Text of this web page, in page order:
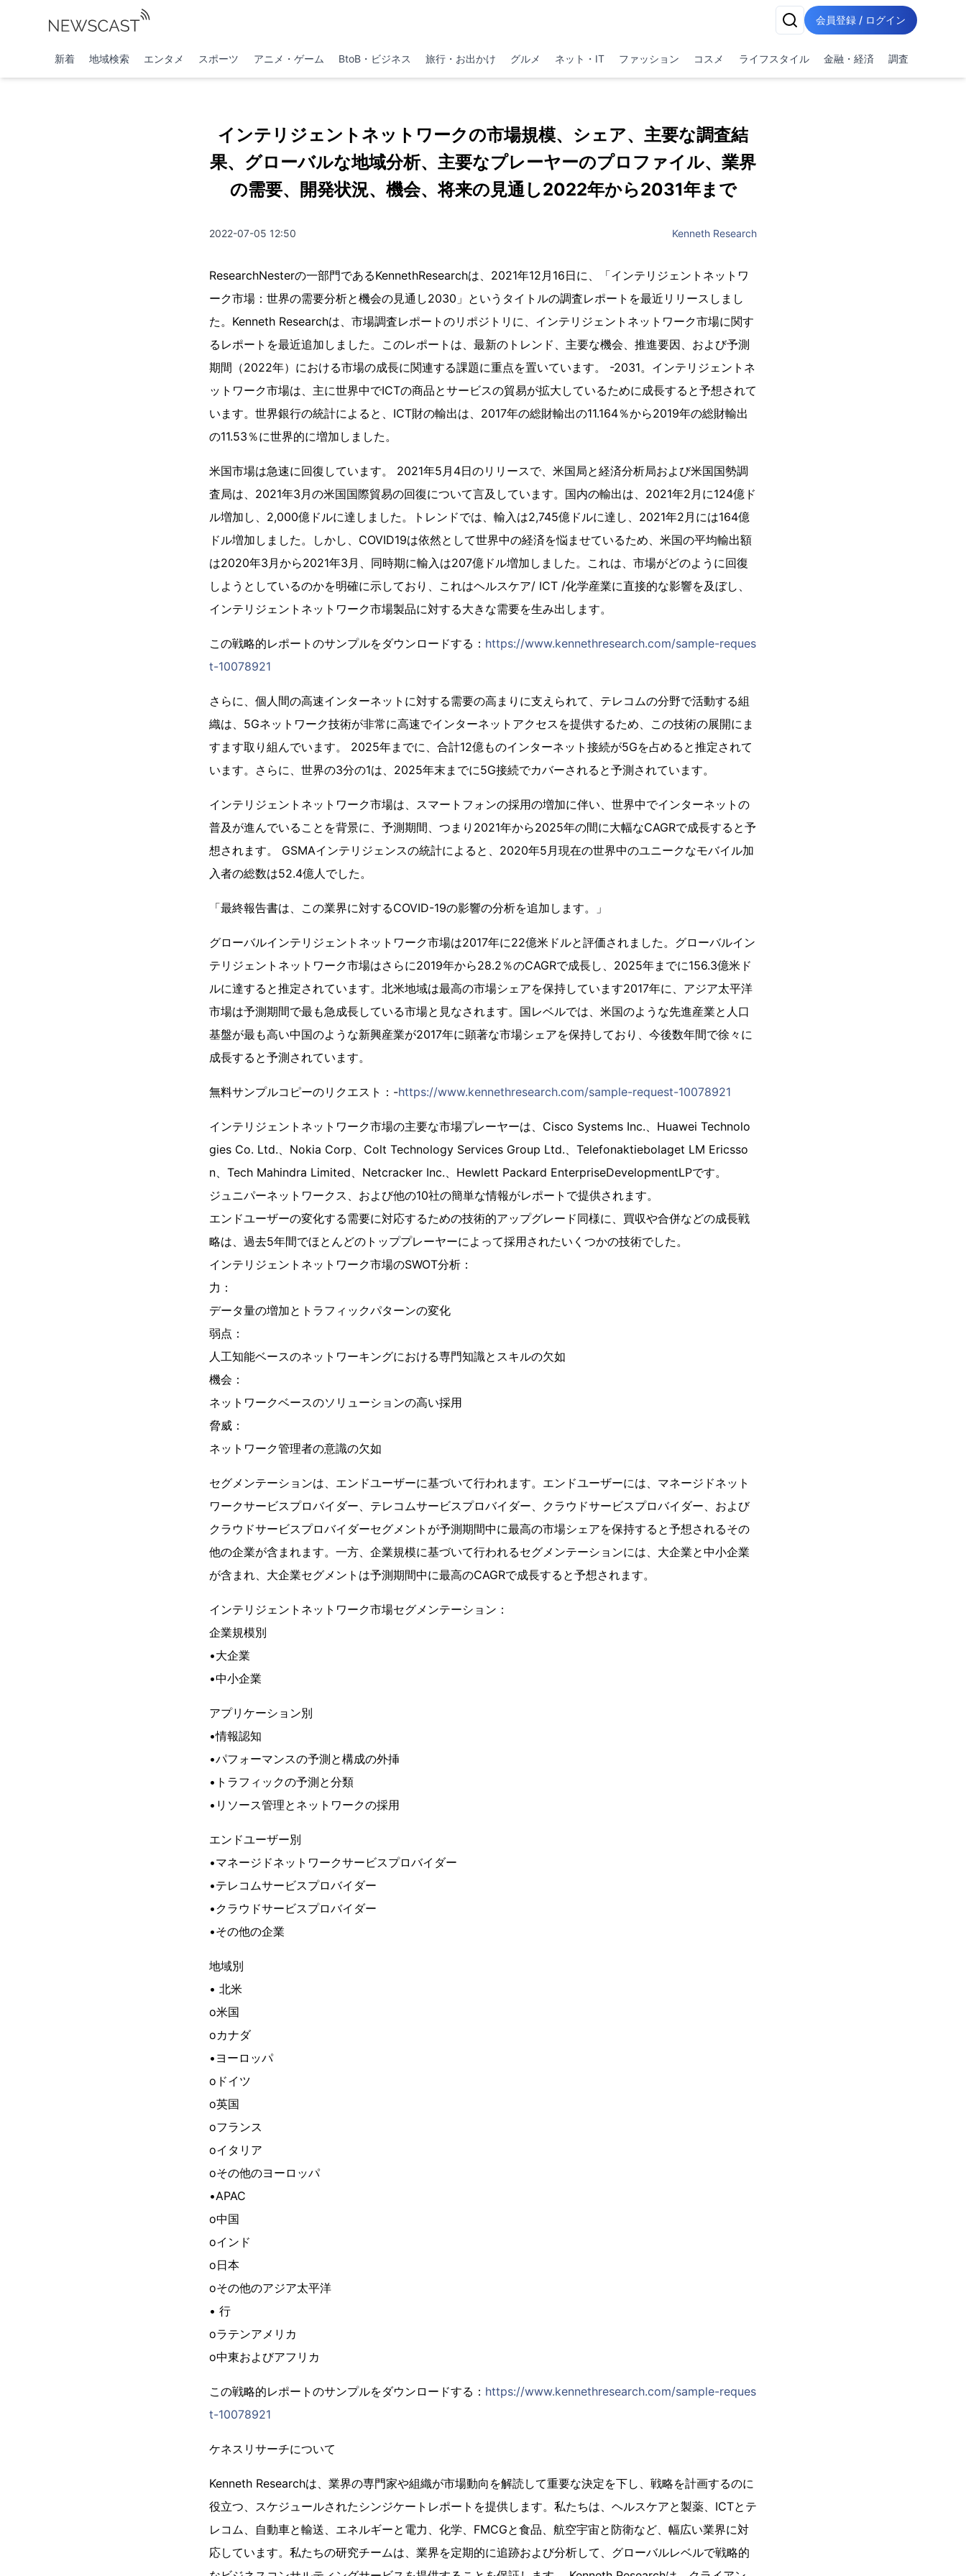
会員登録 / ログイン
新着 地域検索 エンタメ スポーツ アニメ・ゲーム BtoB・ビジネス 旅行・お出かけ グルメ ネット・IT ファッション コスメ ライフスタイル 金融・経済 調査
インテリジェントネットワークの市場規模、シェア、主要な調査結
果、グローバルな地域分析、主要なプレーヤーのプロファイル、業界
の需要、開発状況、機会、将来の見通し2022年から2031年まで
2022-07-05 12:50 Kenneth Research
ResearchNesterの一部門であるKennethResearchは、2021年12月16日に、「インテリジェントネットワ
ーク市場：世界の需要分析と機会の見通し2030」というタイトルの調査レポートを最近リリースしまし
た。Kenneth Researchは、市場調査レポートのリポジトリに、インテリジェントネットワーク市場に関す
るレポートを最近追加しました。このレポートは、最新のトレンド、主要な機会、推進要因、および予測
期間（2022年）における市場の成長に関連する課題に重点を置いています。 -2031。インテリジェントネ
ットワーク市場は、主に世界中でICTの商品とサービスの貿易が拡大しているために成長すると予想されて
います。世界銀行の統計によると、ICT財の輸出は、2017年の総財輸出の11.164％から2019年の総財輸出
の11.53％に世界的に増加しました。
米国市場は急速に回復しています。 2021年5月4日のリリースで、米国局と経済分析局および米国国勢調
査局は、2021年3月の米国国際貿易の回復について言及しています。国内の輸出は、2021年2月に124億ド
ル増加し、2,000億ドルに達しました。トレンドでは、輸入は2,745億ドルに達し、2021年2月には164億
ドル増加しました。しかし、COVID19は依然として世界中の経済を悩ませているため、米国の平均輸出額
は2020年3月から2021年3月、同時期に輸入は207億ドル増加しました。これは、市場がどのように回復
しようとしているのかを明確に示しており、これはヘルスケア/ ICT /化学産業に直接的な影響を及ぼし、
インテリジェントネットワーク市場製品に対する大きな需要を生み出します。
この戦略的レポートのサンプルをダウンロードする： https://www.kennethresearch.com/sample-reques
t-10078921
さらに、個人間の高速インターネットに対する需要の高まりに支えられて、テレコムの分野で活動する組
織は、5Gネットワ​​ーク技術が非常に高速でインターネットアクセスを提供するため、この技術の展開にま
すます取り組んでいます。 2025年までに、合計12億ものインターネット接続が5Gを占めると推定されて
います。さらに、世界の3分の1は、2025年末までに5G接続でカバーされると予測されています。
インテリジェントネットワーク市場は、スマートフォンの採用の増加に伴い、世界中でインターネットの
普及が進んでいることを背景に、予測期間、つまり2021年から2025年の間に大幅なCAGRで成長すると予
想されます。 GSMAインテリジェンスの統計によると、2020年5月現在の世界中のユニークなモバイル加
入者の総数は52.4億人でした。
「最終報告書は、この業界に対するCOVID-19の影響の分析を追加します。」
グローバルインテリジェントネットワーク市場は2017年に22億米ドルと評価されました。グローバルイン
テリジェントネットワーク市場はさらに2019年から28.2％のCAGRで成長し、2025年までに156.3億米ド
ルに達すると推定されています。北米地域は最高の市場シェアを保持しています2017年に、アジア太平洋
市場は予測期間で最も急成長している市場と見なされます。国レベルでは、米国のような先進産業と人口
基盤が最も高い中国のような新興産業が2017年に顕著な市場シェアを保持しており、今後数年間で徐々に
成長すると予測されています。
無料サンプルコピーのリクエスト：-https://www.kennethresearch.com/sample-request-10078921
インテリジェントネットワーク市場の主要な市場プレーヤーは、Cisco Systems Inc.、Huawei Technolo
gies Co. Ltd.、Nokia Corp、Colt Technology Services Group Ltd.、Telefonaktiebolaget LM Ericsso
n、Tech Mahindra Limited、Netcracker Inc.、Hewlett Packard EnterpriseDevelopmentLPです。
ジュニパーネットワークス、および他の10社の簡単な情報がレポートで提供されます。
エンドユーザーの変化する需要に対応するための技術的アップグレード同様に、買収や合併などの成長戦
略は、過去5年間でほとんどのトッププレーヤーによって採用されたいくつかの技術でした。
インテリジェントネットワーク市場のSWOT分析：
力：
データ量の増加とトラフィックパターンの変化
弱点：
人工知能ベースのネットワーキングにおける専門知識とスキルの欠如
機会：
ネットワークベースのソリューションの高い採用
脅威：
ネットワーク管理者の意識の欠如
セグメンテーションは、エンドユーザーに基づいて行われます。エンドユーザーには、マネージドネット
ワークサービスプロバイダー、テレコムサービスプロバイダー、クラウドサービスプロバイダー、および
クラウドサービスプロバイダーセグメントが予測期間中に最高の市場シェアを保持すると予想されるその
他の企業が含まれます。一方、企業規模に基づいて行われるセグメンテーションには、大企業と中小企業
が含まれ、大企業セグメントは予測期間中に最高のCAGRで成長すると予想されます。
インテリジェントネットワーク市場セグメンテーション：
企業規模別
•大企業
•中小企業
アプリケーション別
•情報認知
•パフォーマンスの予測と構成の外挿
•トラフィックの予測と分類
•リソース管理とネットワークの採用
エンドユーザー別
•マネージドネットワークサービスプロバイダー
•テレコムサービスプロバイダー
•クラウドサービスプロバイダー
•その他の企業
地域別
• 北米
o米国
oカナダ
•ヨーロッパ
oドイツ
o英国
oフランス
oイタリア
oその他のヨーロッパ
•APAC
o中国
oインド
o日本
oその他のアジア太平洋
• 行
oラテンアメリカ
o中東およびアフリカ
この戦略的レポートのサンプルをダウンロードする： https://www.kennethresearch.com/sample-reques
t-10078921
ケネスリサーチについて
Kenneth Researchは、業界の専門家や組織が市場動向を解読して重要な決定を下し、戦略を計画するのに
役立つ、スケジュールされたシンジケートレポートを提供します。私たちは、ヘルスケアと製薬、ICTとテ
レコム、自動車と輸送、エネルギーと電力、化学、FMCGと食品、航空宇宙と防衛など、幅広い業界に対
応しています。私たちの研究チームは、業界を定期的に追跡および分析して、グローバルレベルで戦略的